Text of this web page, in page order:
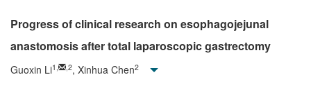
Progress of clinical research on esophagojejunal
anastomosis after total laparoscopic gastrectomy
Guoxin Li1 2, Xinhua Chen2